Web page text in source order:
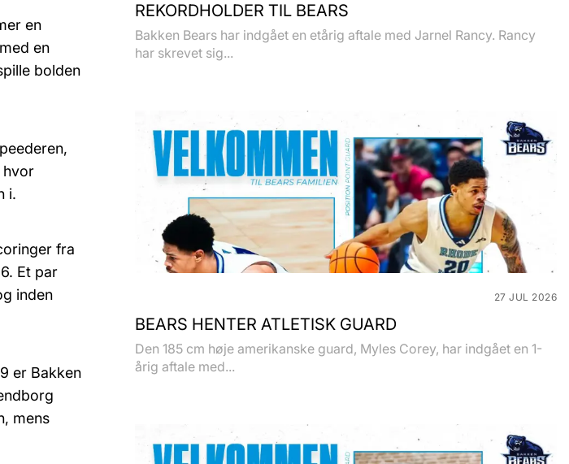
en
en
bolden
hvor
i.
fra
Et par
inden
er Bakken
mens
REKORDHOLDER TIL BEARS
Bakken Bears har indgået en etårig aftale med Jarnel Rancy. Rancy
har skrevet sig...
27 JUL 2026
BEARS HENTER ATLETISK GUARD
Den 185 cm høje amerikanske guard, Myles Corey, har indgået en 1-
årig aftale med...